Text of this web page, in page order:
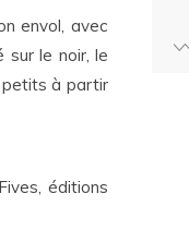
envol, avec
sur le noir, le
petits à partir
éditions